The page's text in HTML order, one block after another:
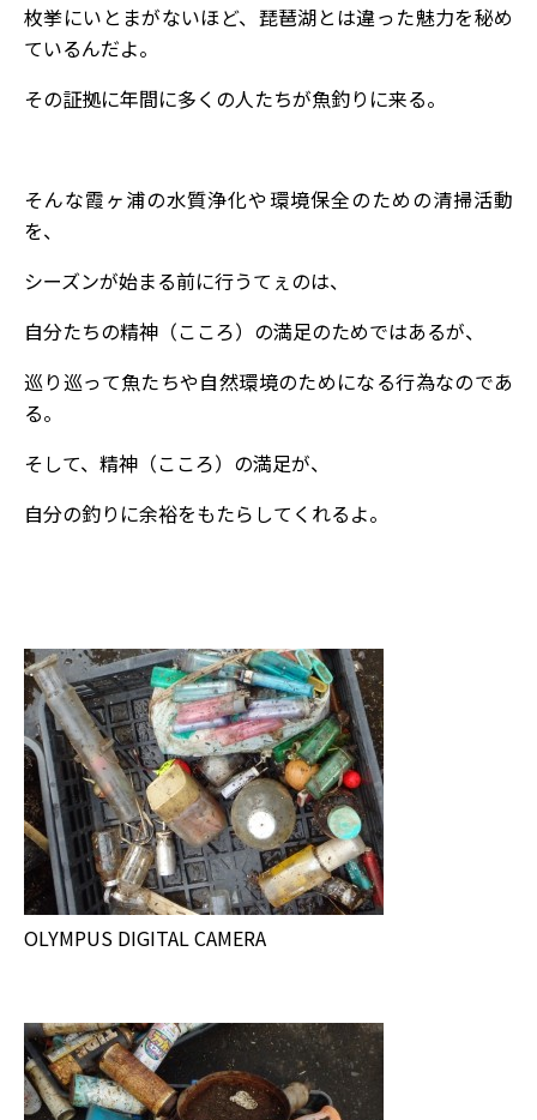
枚挙にいとまがないほど、琵琶湖とは違った魅力を秘め
ているんだよ。
その証拠に年間に多くの人たちが魚釣りに来る。
そんな霞ヶ浦の水質浄化や環境保全のための清掃活動
を、
シーズンが始まる前に行うてぇのは、
自分たちの精神（こころ）の満足のためではあるが、
巡り巡って魚たちや自然環境のためになる行為なのであ
る。
そして、精神（こころ）の満足が、
自分の釣りに余裕をもたらしてくれるよ。
OLYMPUS DIGITAL CAMERA